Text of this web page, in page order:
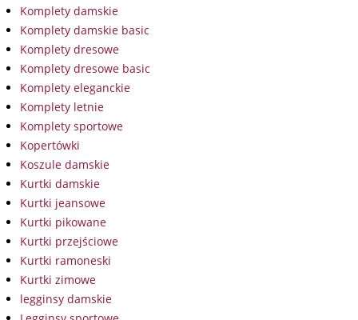
Komplety damskie
Komplety damskie basic
Komplety dresowe
Komplety dresowe basic
Komplety eleganckie
Komplety letnie
Komplety sportowe
Kopertówki
Koszule damskie
Kurtki damskie
Kurtki jeansowe
Kurtki pikowane
Kurtki przejściowe
Kurtki ramoneski
Kurtki zimowe
legginsy damskie